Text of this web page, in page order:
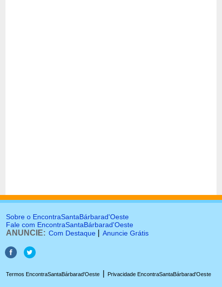
Sobre o EncontraSantaBárbarad'Oeste
Fale com EncontraSantaBárbarad'Oeste
ANUNCIE: Com Destaque Anuncie Grátis
Termos EncontraSantaBárbarad'Oeste Privacidade EncontraSantaBárbarad'Oeste